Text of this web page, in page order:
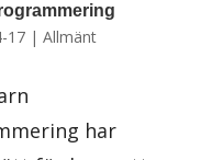
17| Allmänt
har